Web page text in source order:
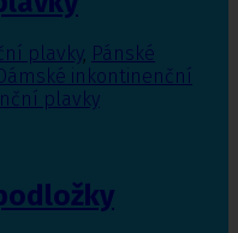
plavky, Pánské
Dámské inkontinenční
plavky